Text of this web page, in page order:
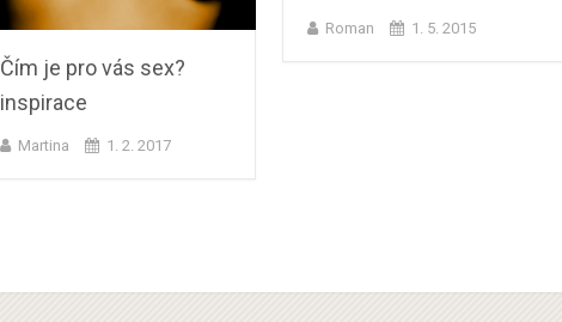
Čím je pro vás sex?
inspirace
Martina 1. 2. 2017
Roman 1. 5. 2015